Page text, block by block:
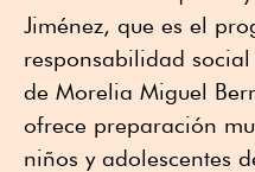
Jiménez, que es el
responsabilidad
de Morelia Miguel
ofrece preparación
niños y adolescentes